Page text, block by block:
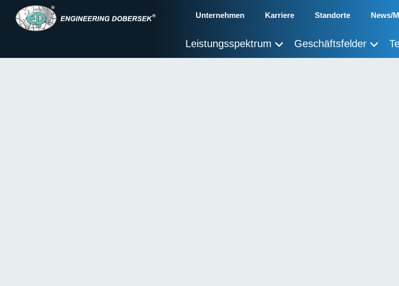
Unternehmen Karriere Standorte News/
Leistungsspektrum Geschäftsfelder